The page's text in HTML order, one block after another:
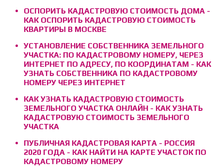
ОСПОРИТЬ КАДАСТРОВУЮ СТОИМОСТЬ ДОМА -
КАК ОСПОРИТЬ КАДАСТРОВУЮ СТОИМОСТЬ
КВАРТИРЫ В МОСКВЕ
УСТАНОВЛЕНИЕ СОБСТВЕННИКА ЗЕМЕЛЬНОГО
УЧАСТКА: ПО КАДАСТРОВОМУ НОМЕРУ, ЧЕРЕЗ
ИНТЕРНЕТ ПО АДРЕСУ, ПО КООРДИНАТАМ - КАК
УЗНАТЬ СОБСТВЕННИКА ПО КАДАСТРОВОМУ
НОМЕРУ ЧЕРЕЗ ИНТЕРНЕТ
КАК УЗНАТЬ КАДАСТРОВУЮ СТОИМОСТЬ
ЗЕМЕЛЬНОГО УЧАСТКА ОНЛАЙН - КАК УЗНАТЬ
КАДАСТРОВУЮ СТОИМОСТЬ ЗЕМЕЛЬНОГО
УЧАСТКА
ПУБЛИЧНАЯ КАДАСТРОВАЯ КАРТА - РОССИЯ
2020 ГОДА - КАК НАЙТИ НА КАРТЕ УЧАСТОК ПО
КАДАСТРОВОМУ НОМЕРУ